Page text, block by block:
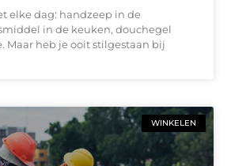
elke dag: handzeep in de
in de keuken, douchegel
Maar heb je ooit stilgestaan bij
WINKELEN